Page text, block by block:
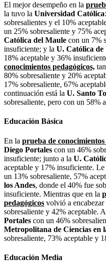
El mejor desempeño en la
la tuvo la Universidad Católica
sobresalientes y el 10%
un 25% sobresaliente y 75%
Católica del Maule con un 7%
insuficiente; y la U. Católica de
18% aceptable y 36%
conocimientos pedagógicos,
80% sobresaliente y 20%
17% sobresaliente, 67%
continuación está la U. Santo
sobresaliente, pero con un 58%
Educación Básica
En la prueba de
Diego Portales con un 46%
insuficiente; junto a la U.
aceptable y 17% insuficiente.
un 13% sobresaliente, 57%
los Andes, donde el 40% fue
insuficiente. Mientras que en la
pedagógicos volvió a encabezar
sobresaliente y 42% aceptable.
Portales con un 46%
Metropolitana de Ciencias en
sobresaliente, 73% aceptable y
Educación Media